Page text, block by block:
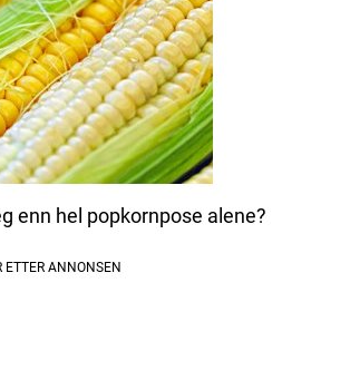
enn hel popkornpose alene?